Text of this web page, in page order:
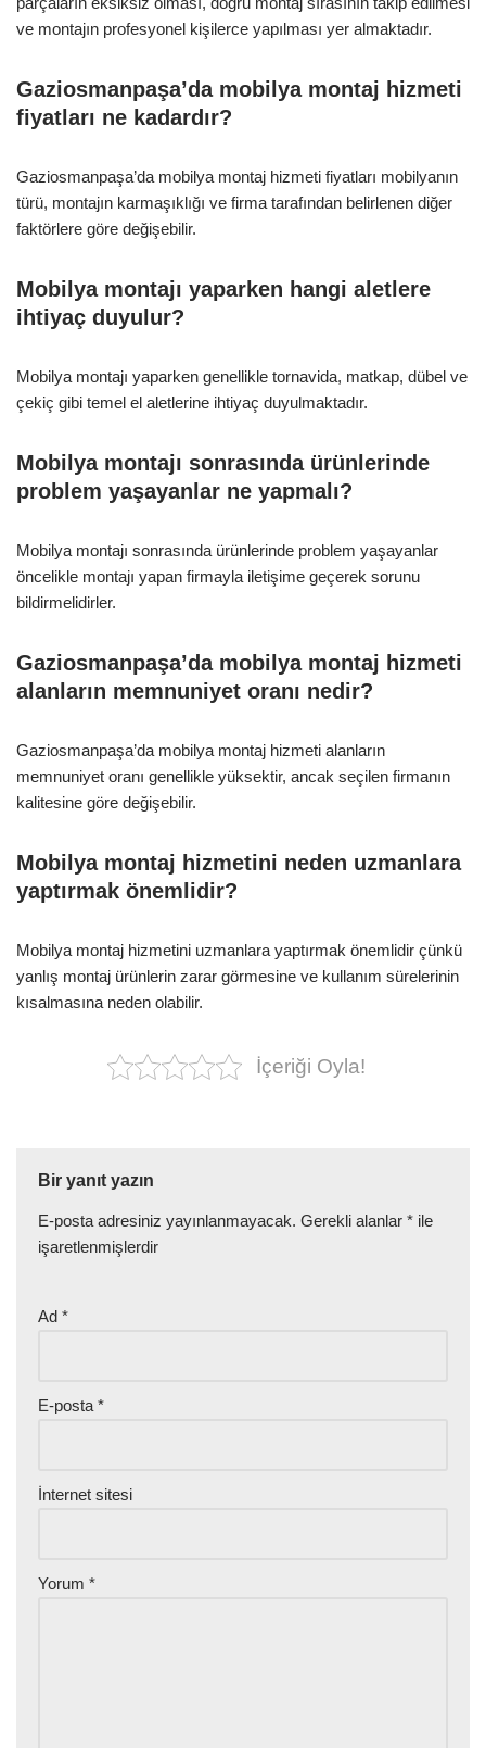
ve montajın profesyonel kişilerce yapılması yer almaktadır.
Gaziosmanpaşa’da mobilya montaj hizmeti
fiyatları ne kadardır?
Gaziosmanpaşa’da mobilya montaj hizmeti fiyatları mobilyanın
türü, montajın karmaşıklığı ve firma tarafından belirlenen diğer
faktörlere göre değişebilir.
Mobilya montajı yaparken hangi aletlere
ihtiyaç duyulur?
Mobilya montajı yaparken genellikle tornavida, matkap, dübel ve
çekiç gibi temel el aletlerine ihtiyaç duyulmaktadır.
Mobilya montajı sonrasında ürünlerinde
problem yaşayanlar ne yapmalı?
Mobilya montajı sonrasında ürünlerinde problem yaşayanlar
öncelikle montajı yapan firmayla iletişime geçerek sorunu
bildirmelidirler.
Gaziosmanpaşa’da mobilya montaj hizmeti
alanların memnuniyet oranı nedir?
Gaziosmanpaşa’da mobilya montaj hizmeti alanların
memnuniyet oranı genellikle yüksektir, ancak seçilen firmanın
kalitesine göre değişebilir.
Mobilya montaj hizmetini neden uzmanlara
yaptırmak önemlidir?
Mobilya montaj hizmetini uzmanlara yaptırmak önemlidir çünkü
yanlış montaj ürünlerin zarar görmesine ve kullanım sürelerinin
kısalmasına neden olabilir.
İçeriği Oyla!
Bir yanıt yazın
E-posta adresiniz yayınlanmayacak. Gerekli alanlar * ile
işaretlenmişlerdir
Ad *
E-posta *
İnternet sitesi
Yorum *